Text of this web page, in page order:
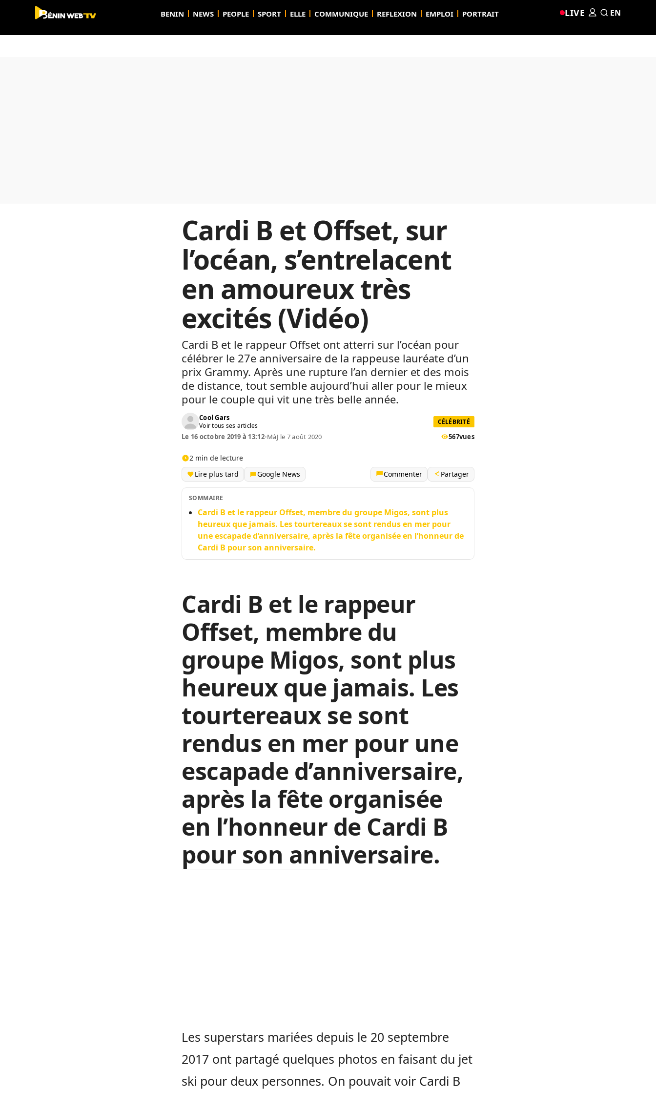
BENIN NEWS PEOPLE SPORT ELLE COMMUNIQUE REFLEXION EMPLOI PORTRAIT LIVE EN
Cardi B et Offset, sur
l’océan, s’entrelacent
en amoureux très
excités (Vidéo)
Cardi B et le rappeur Offset ont atterri sur l’océan pour
célébrer le 27e anniversaire de la rappeuse lauréate d’un
prix Grammy. Après une rupture l’an dernier et des mois
de distance, tout semble aujourd’hui aller pour le mieux
pour le couple qui vit une très belle année.
Cool Gars
Voir tous ses articles CÉLÉBRITÉ
Le 16 octobre 2019 à 13:12•MàJ le 7 août 2020 567vues
2 min de lecture
Lire plus tard
Google News Commenter Partager
SOMMAIRE
Cardi B et le rappeur Offset, membre du groupe Migos, sont plus
heureux que jamais. Les tourtereaux se sont rendus en mer pour
une escapade d’anniversaire, après la fête organisée en l’honneur de
Cardi B pour son anniversaire.
Cardi B et le rappeur
Offset, membre du
groupe Migos, sont plus
heureux que jamais. Les
tourtereaux se sont
rendus en mer pour une
escapade d’anniversaire,
après la fête organisée
en l’honneur de Cardi B
pour son anniversaire.
Les superstars mariées depuis le 20 septembre
2017 ont partagé quelques photos en faisant du jet
ski pour deux personnes. On pouvait voir Cardi B